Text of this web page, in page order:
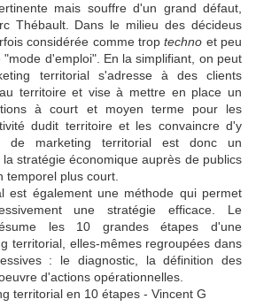
mais souffre d'un grand défaut,
Thébault. Dans le milieu des décideus
considérée comme troptechno et peu
d'emploi". En la simplifiant, on peut
territorial s'adresse à des clients
territoire et vise à mettre en place un
à court et moyen terme pour les
dudit territoire et les convaincre d'y
de marketing territorial est donc un
stratégie économique auprès de publics
temporel plus court.
est également une méthode qui permet
une stratégie efficace. Le
les 10 grandes étapes d'une
territorial, elles-mêmes regroupées dans
: le diagnostic, la définition des
d'actions opérationnelles.